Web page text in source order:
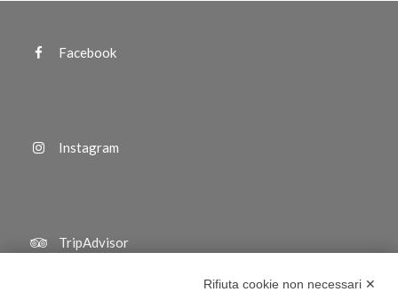
Facebook
Instagram
TripAdvisor
Rifiuta cookie non necessari ✕